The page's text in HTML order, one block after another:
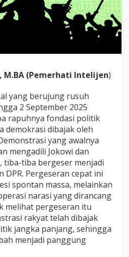
M.BA (Pemerhati Intelijen)
yang berujung rusuh
2 September 2025
rapuhnya fondasi politik
demokrasi dibajak oleh
yang awalnya
mengadili Jokowi dan
tiba-tiba bergeser menjadi
Pergeseran cepat ini
spontan massa, melainkan
narasi yang dirancang
melihat pergeseran itu
rakyat telah dibajak
jangka panjang, sehingga
menjadi panggung